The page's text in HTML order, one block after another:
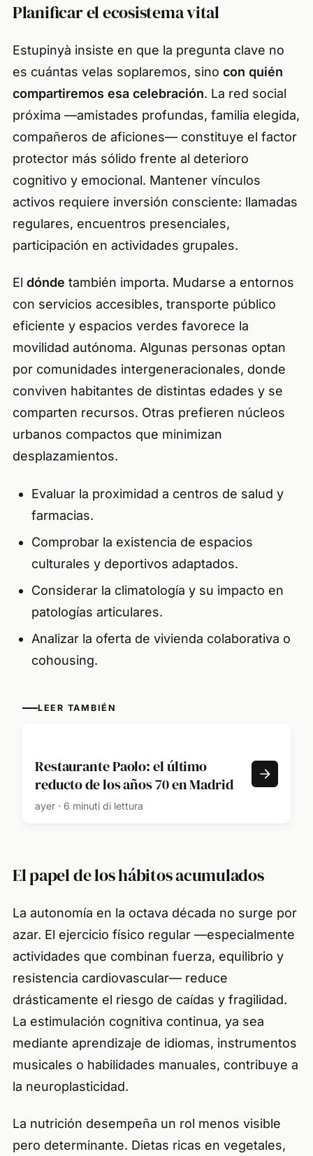
Planificar el ecosistema vital
Estupinyà insiste en que la pregunta clave no
es cuántas velas soplaremos, sino con quién
compartiremos esa celebración. La red social
próxima —amistades profundas, familia elegida,
compañeros de aficiones— constituye el factor
protector más sólido frente al deterioro
cognitivo y emocional. Mantener vínculos
activos requiere inversión consciente: llamadas
regulares, encuentros presenciales,
participación en actividades grupales.
El dónde también importa. Mudarse a entornos
con servicios accesibles, transporte público
eficiente y espacios verdes favorece la
movilidad autónoma. Algunas personas optan
por comunidades intergeneracionales, donde
conviven habitantes de distintas edades y se
comparten recursos. Otras prefieren núcleos
urbanos compactos que minimizan
desplazamientos.
Evaluar la proximidad a centros de salud y
farmacias.
Comprobar la existencia de espacios
culturales y deportivos adaptados.
Considerar la climatología y su impacto en
patologías articulares.
Analizar la oferta de vivienda colaborativa o
cohousing.
LEER TAMBIÉN
Restaurante Paolo: el último
reducto de los años 70 en Madrid
ayer · 6 minuti di lettura
El papel de los hábitos acumulados
La autonomía en la octava década no surge por
azar. El ejercicio físico regular —especialmente
actividades que combinan fuerza, equilibrio y
resistencia cardiovascular— reduce
drásticamente el riesgo de caídas y fragilidad.
La estimulación cognitiva continua, ya sea
mediante aprendizaje de idiomas, instrumentos
musicales o habilidades manuales, contribuye a
la neuroplasticidad.
La nutrición desempeña un rol menos visible
pero determinante. Dietas ricas en vegetales,